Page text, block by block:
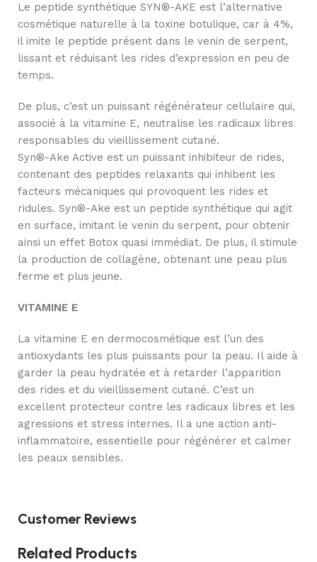
Le peptide synthétique SYN®-AKE est l’alternative
cosmétique naturelle à la toxine botulique, car à 4%,
il imite le peptide présent dans le venin de serpent,
lissant et réduisant les rides d’expression en peu de
temps.
De plus, c’est un puissant régénérateur cellulaire qui,
associé à la vitamine E, neutralise les radicaux libres
responsables du vieillissement cutané.
Syn®-Ake Active est un puissant inhibiteur de rides,
contenant des peptides relaxants qui inhibent les
facteurs mécaniques qui provoquent les rides et
ridules. Syn®-Ake est un peptide synthétique qui agit
en surface, imitant le venin du serpent, pour obtenir
ainsi un effet Botox quasi immédiat. De plus, il stimule
la production de collagène, obtenant une peau plus
ferme et plus jeune.
VITAMINE E
La vitamine E en dermocosmétique est l’un des
antioxydants les plus puissants pour la peau. Il aide à
garder la peau hydratée et à retarder l’apparition
des rides et du vieillissement cutané. C’est un
excellent protecteur contre les radicaux libres et les
agressions et stress internes. Il a une action anti-
inflammatoire, essentielle pour régénérer et calmer
les peaux sensibles.
Customer Reviews
Related Products